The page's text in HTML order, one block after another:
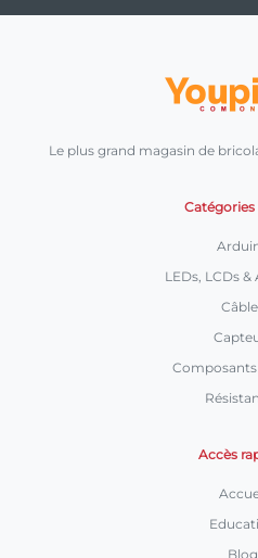
Le plus grand magasin de
Catégories
LEDs, LCDs
Composants
Accès
Blog